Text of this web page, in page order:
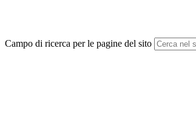
Campo di ricerca per le pagine del sito